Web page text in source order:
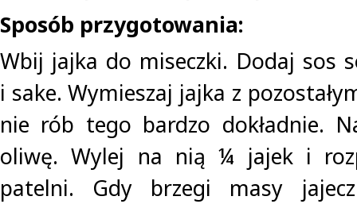
Sposób przygotowania:
Wbij jajka do miseczki. Dodaj sos
i sake. Wymieszaj jajka z
nie rób tego bardzo dokładnie.
oliwę. Wylej na nią ¼ jajek i
patelni. Gdy brzegi masy